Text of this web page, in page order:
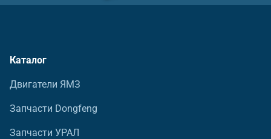
Каталог
Двигатели ЯМЗ
Запчасти Dongfeng
Запчасти УРАЛ